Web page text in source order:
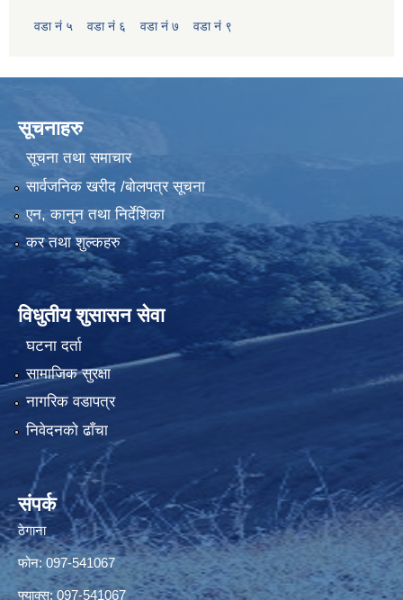
वडा नं ५ वडा नं ६ वडा नं ७ वडा नं ९
सूचनाहरु
सूचना तथा समाचार
सार्वजनिक खरीद /बोलपत्र सूचना
एन, कानुन तथा निर्देशिका
कर तथा शुल्कहरु
विधुतीय शुसासन सेवा
घटना दर्ता
सामाजिक सुरक्षा
नागरिक वडापत्र
निवेदनको ढाँचा
संपर्क
ठेगाना
फोन: 097-541067
फ्याक्स: 097-541067